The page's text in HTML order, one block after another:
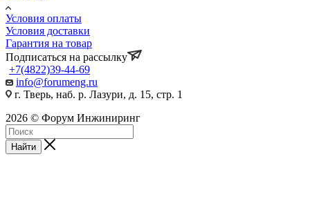
Условия оплаты
Условия доставки
Гарантия на товар
Подписаться на рассылку
+7(4822)39-44-69
info@forumeng.ru
г. Тверь, наб. р. Лазури, д. 15, стр. 1
2026 © Форум Инжиниринг
Найти